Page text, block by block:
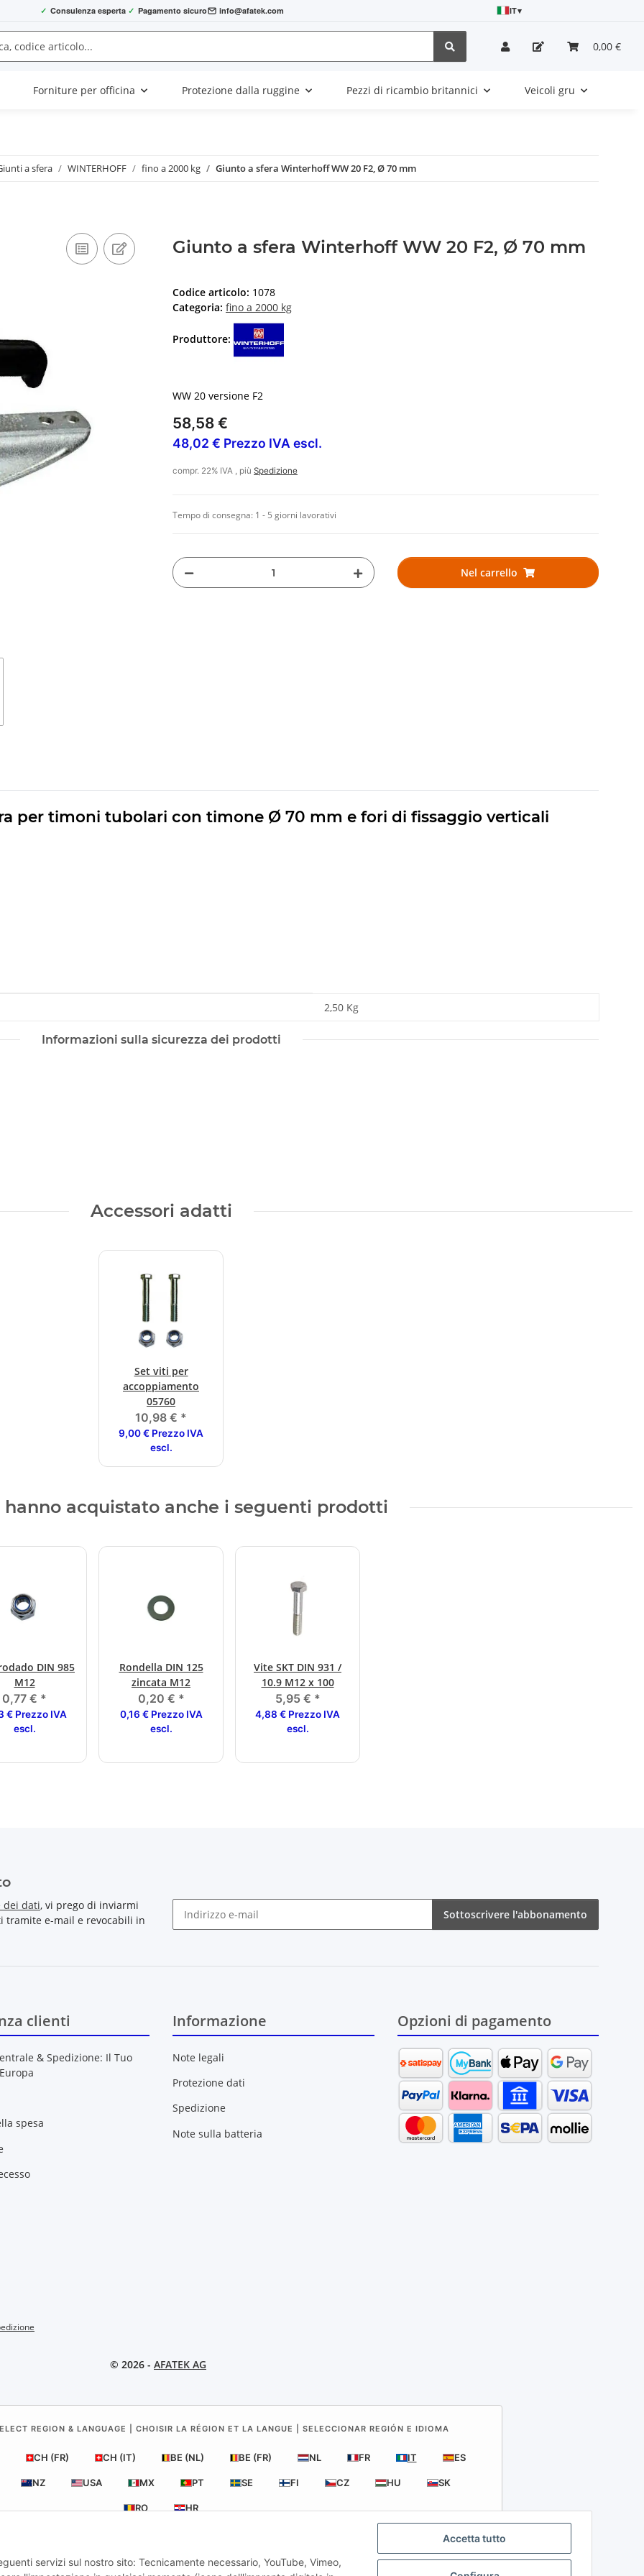
✓ Consulenza esperta ✓ Pagamento sicuro info@afatek.com IT▾
Accetta tutto
servizi sul nostro sito: Tecnicamente necessario, YouTube, Vimeo,
0,00 €
Forniture per officina Protezione dalla ruggine Pezzi di ricambio britannici Veicoli gru
a sfera WINTERHOFF fino a 2000 kg Giunto a sfera Winterhoff WW 20 F2, Ø 70 mm
Giunto a sfera Winterhoff WW 20 F2, Ø 70 mm
Codice articolo: 1078
Categoria: fino a 2000 kg
Produttore:
WW 20 versione F2
58,58 €
48,02 € Prezzo IVA escl.
compr. 22% IVA , più Spedizione
Tempo di consegna: 1 - 5 giorni lavorativi
Nel carrello
per timoni tubolari con timone Ø 70 mm e fori di fissaggio verticali
2,50 Kg
Informazioni sulla sicurezza dei prodotti
Accessori adatti
Set viti per
accoppiamento
05760
10,98 € *
9,00 € Prezzo IVA
escl.
acquistato anche i seguenti prodotti
DIN 985
M12
0,77 € *
€ Prezzo IVA
escl.
Rondella DIN 125
zincata M12
0,20 € *
0,16 € Prezzo IVA
escl.
Vite SKT DIN 931 /
10.9 M12 x 100
5,95 € *
4,88 € Prezzo IVA
escl.
dei dati, vi prego di inviarmi
tramite e-mail e revocabili in
Sottoscrivere l'abbonamento
clienti
& Spedizione: Il Tuo
spesa
Informazione
Note legali
Protezione dati
Spedizione
Note sulla batteria
Opzioni di pagamento
© 2026 - AFATEK AG
REGION & LANGUAGE | CHOISIR LA RÉGION ET LA LANGUE | SELECCIONAR REGIÓN E IDIOMA
CH (FR) CH (IT) BE (NL) BE (FR) NL FR IT ES
NZ USA MX PT SE FI CZ HU SK
RO HR
AFATEK Italia| Il tuo specialista in ricambi per rimorchi